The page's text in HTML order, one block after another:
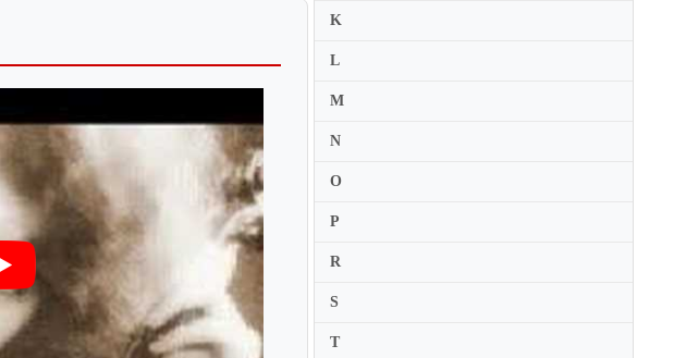
Gertrud Schilde
K
L
M
N
O
P
R
S
T